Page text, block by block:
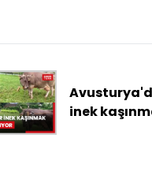
inek